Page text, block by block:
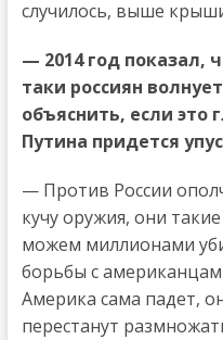
случилось, выше
— 2014 год показал,
таки россиян
объяснить, если это
Путина придется
— Против России
кучу оружия, они
можем миллионами
борьбы с
Америка сама падет,
перестанут